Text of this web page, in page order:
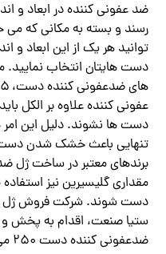
ضد عفونی کننده در ابعاد و
رسند و بسته به مکانی که می
توانید هر یک از این ابعاد و
دست هایتان انتخاب نمایید.
عفونی کننده علاوه بر الکل
دست ها نشوند. دلیل این
تنهایی باعث خشک شدن دست
برندهای معتبر در ساخت ژل
مقداری گلیسیرین نیز
ستیا صنعت، اقدام به پخش
ضدعفونی کننده دست ۲۵۰ می نماید.